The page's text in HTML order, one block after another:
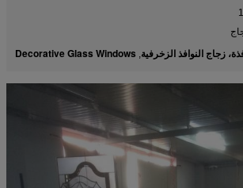
زجاج النوافذ الزخرفية,
Decorative Glass Windows